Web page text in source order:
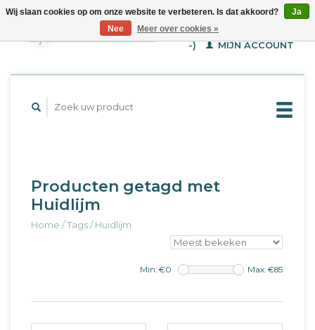
WINKELWAGEN (€--,-
-)
MIJN ACCOUNT
Producten getagd met
Huidlijm
Home /Tags/Huidlijm
Min: €0 Max: €85
Wij slaan cookies op om onze website te verbeteren. Is dat akkoord?
Ja
Nee
Meer over cookies »